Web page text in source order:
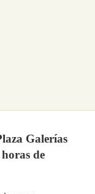
Galerías
de